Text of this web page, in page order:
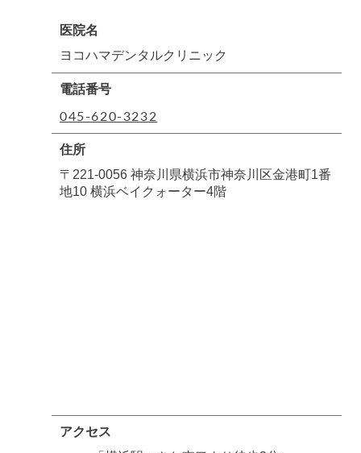
医院名
ヨコハマデンタルクリニック
電話番号
045-620-3232
住所
〒221-0056 神奈川県横浜市神奈川区金港町1番
地10 横浜ベイクォーター4階
アクセス